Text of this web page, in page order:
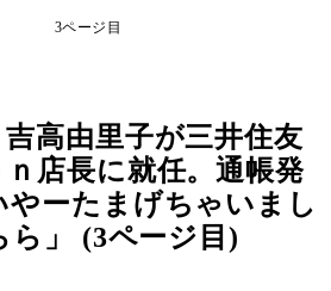
3ページ目
吉高由里子が三井住友
店長に就任。通帳発
ーたまげちゃいまし
ら」 (3ページ目)